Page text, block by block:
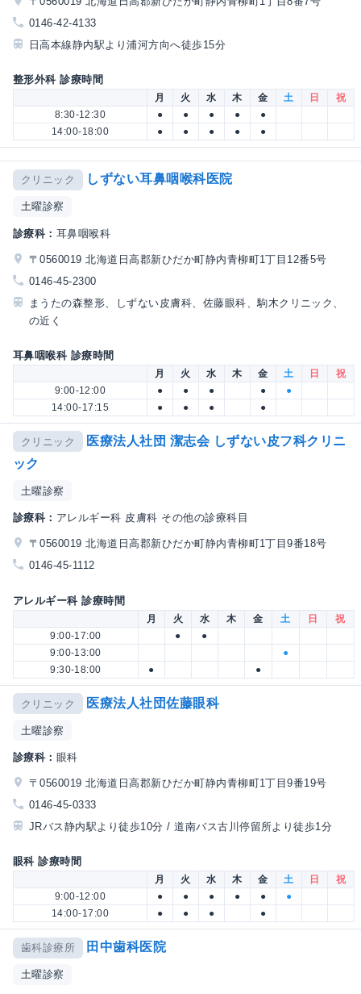
0146-42-4133
日高本線静内駅より浦河方向へ徒歩15分
整形外科 診療時間
月 火 水 木 金 土 日
祝
8:30-12:30
● ● ● ●
●
14:00-18:00
● ● ● ● ●
クリニック しずない耳鼻咽喉科医院
土曜診察
診療科： 耳鼻咽喉科
〒0560019 北海道日高郡新ひだか町静内青柳町1丁目12番5号
0146-45-2300
まうたの森整形、しずない皮膚科、佐藤眼科、駒木クリニック、
の近く
耳鼻咽喉科 診療時間
月 火 水 木 金 土 日
祝
9:00-12:00
● ● ● ●
●
14:00-17:15
● ● ● ●
クリニック
医療法人社団 潔志会 しずない皮フ科クリニ
ック
土曜診察
診療科： アレルギー科 皮膚科 その他の診療科目
〒0560019 北海道日高郡新ひだか町静内青柳町1丁目9番18号
0146-45-1112
アレルギー科 診療時間
月 火 水 木 金 土 日
祝
9:00-17:00
●
●
9:00-13:00
●
9:30-18:00
● ●
クリニック 医療法人社団佐藤眼科
土曜診察
診療科： 眼科
〒0560019 北海道日高郡新ひだか町静内青柳町1丁目9番19号
0146-45-0333
JRバス静内駅より徒歩10分 / 道南バス古川停留所より徒歩1分
眼科 診療時間
月 火 水 木 金 土 日
祝
9:00-12:00
● ● ● ● ●
●
14:00-17:00
● ● ● ●
歯科診療所 田中歯科医院
土曜診察